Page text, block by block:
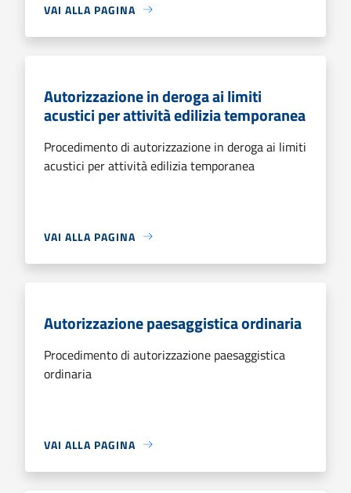
VAI ALLA PAGINA
Autorizzazione in deroga ai limiti
acustici per attività edilizia temporanea
Procedimento di autorizzazione in deroga ai limiti
acustici per attività edilizia temporanea
VAI ALLA PAGINA
Autorizzazione paesaggistica ordinaria
Procedimento di autorizzazione paesaggistica
ordinaria
VAI ALLA PAGINA